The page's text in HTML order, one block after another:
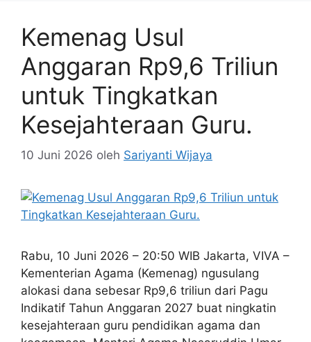
Kemenag Usul
Anggaran Rp9,6 Triliun
untuk Tingkatkan
Kesejahteraan Guru.
10 Juni 2026 oleh Sariyanti Wijaya
Rabu, 10 Juni 2026 – 20:50 WIB Jakarta, VIVA –
Kementerian Agama (Kemenag) ngusulang
alokasi dana sebesar Rp9,6 triliun dari Pagu
Indikatif Tahun Anggaran 2027 buat ningkatin
kesejahteraan guru pendidikan agama dan